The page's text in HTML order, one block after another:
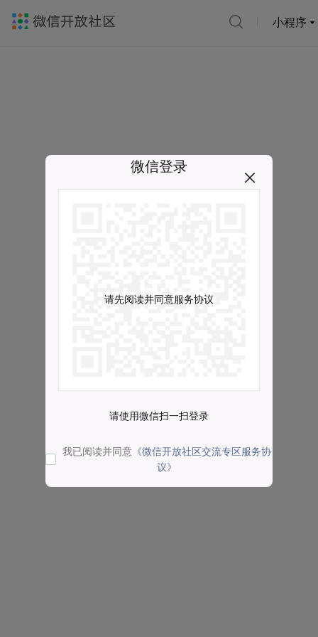
小程序
微信登录
请先阅读并同意服务协议
请使用微信扫一扫登录
我已阅读并同意 《微信开放社区交流专区服务协
议》